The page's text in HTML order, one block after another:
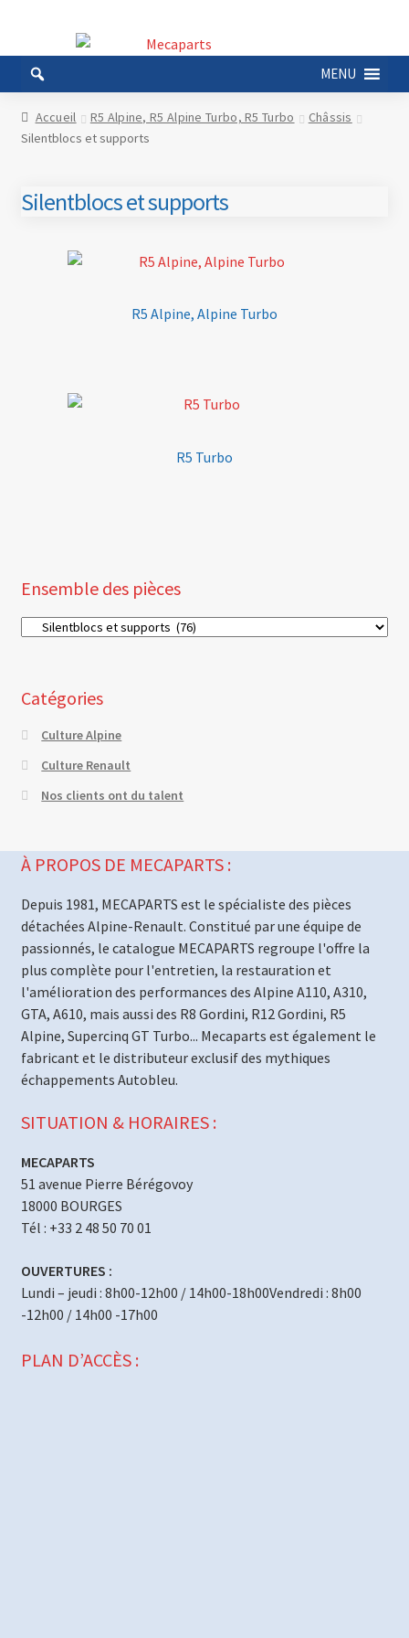
la
navigation
au
contenu
MENU
Accueil R5 Alpine, R5 Alpine Turbo, R5 Turbo
Châssis
Silentblocs et supports
Silentblocs et supports
R5 Alpine, Alpine Turbo
R5 Turbo
Ensemble des pièces
Catégories
Culture Alpine
Culture Renault
Nos clients ont du talent
À PROPOS DE MECAPARTS :
Depuis 1981, MECAPARTS est le spécialiste des pièces
détachées Alpine-Renault. Constitué par une équipe de
passionnés, le catalogue MECAPARTS regroupe l'offre la
plus complète pour l'entretien, la restauration et
l'amélioration des performances des Alpine A110, A310,
GTA, A610, mais aussi des R8 Gordini, R12 Gordini, R5
Alpine, Supercinq GT Turbo... Mecaparts est également le
fabricant et le distributeur exclusif des mythiques
échappements Autobleu.
SITUATION & HORAIRES :
MECAPARTS
51 avenue Pierre Bérégovoy
18000 BOURGES
Tél : +33 2 48 50 70 01
OUVERTURES :
Lundi – jeudi : 8h00-12h00 / 14h00-18h00Vendredi : 8h00
-12h00 / 14h00 -17h00
PLAN D’ACCÈS :